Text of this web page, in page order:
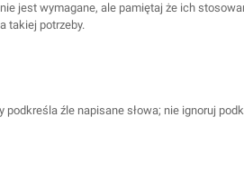
jest wymagane, ale pamiętaj że ich
takiej potrzeby.
źle napisane słowa; nie ignoruj